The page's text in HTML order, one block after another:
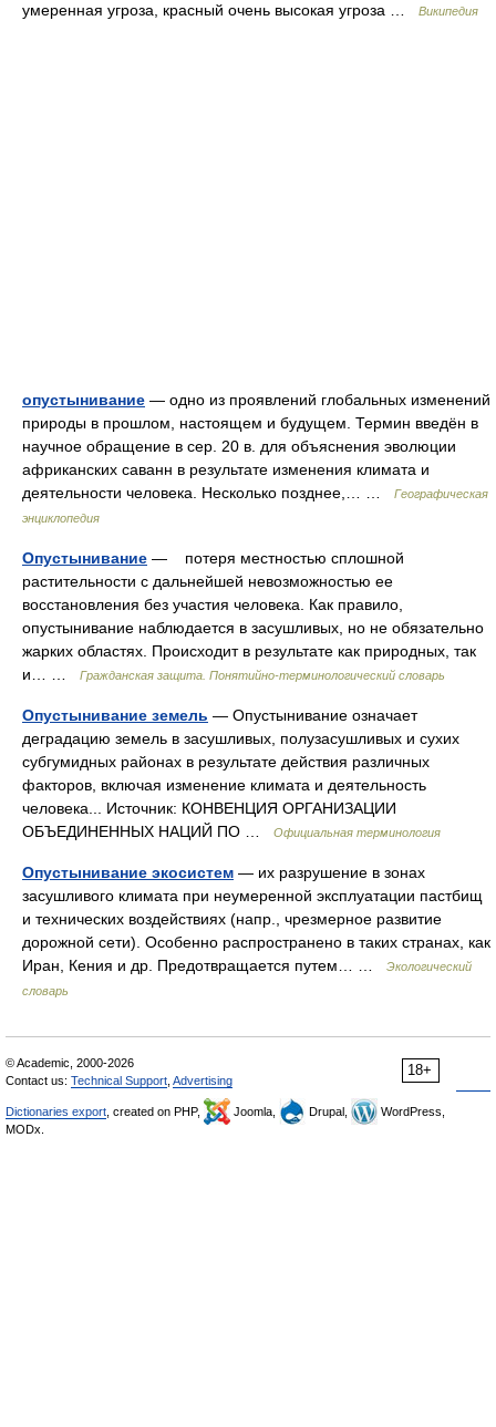
умеренная угроза, красный очень высокая угроза …
Википедия
опустынивание — одно из проявлений глобальных изменений
природы в прошлом, настоящем и будущем. Термин введён в
научное обращение в сер. 20 в. для объяснения эволюции
африканских саванн в результате изменения климата и
деятельности человека. Несколько позднее,… …
Географическая
энциклопедия
Опустынивание — потеря местностью сплошной
растительности с дальнейшей невозможностью ее
восстановления без участия человека. Как правило,
опустынивание наблюдается в засушливых, но не обязательно
жарких областях. Происходит в результате как природных, так
и… …
Гражданская защита. Понятийно-терминологический словарь
Опустынивание земель — Опустынивание означает
деградацию земель в засушливых, полузасушливых и сухих
субгумидных районах в результате действия различных
факторов, включая изменение климата и деятельность
человека... Источник: КОНВЕНЦИЯ ОРГАНИЗАЦИИ
ОБЪЕДИНЕННЫХ НАЦИЙ ПО …
Официальная терминология
Опустынивание экосистем — их разрушение в зонах
засушливого климата при неумеренной эксплуатации пастбищ
и технических воздействиях (напр., чрезмерное развитие
дорожной сети). Особенно распространено в таких странах, как
Иран, Кения и др. Предотвращается путем… …
Экологический
словарь
18+
© Academic, 2000-2026
Contact us: Technical Support Advertising
Dictionaries export , created on PHP, Joomla, Drupal,
WordPress,
MODx.